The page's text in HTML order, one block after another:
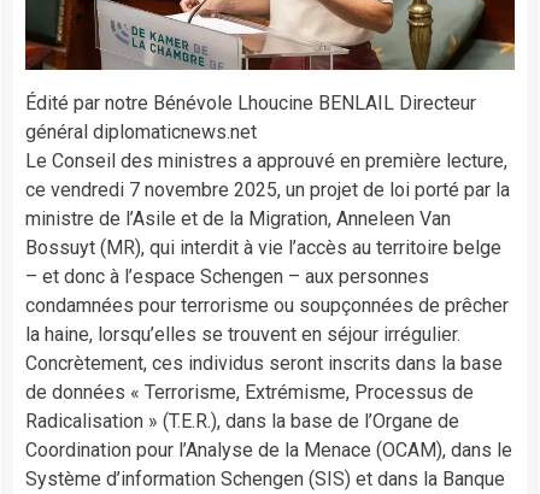
Édité par notre Bénévole Lhoucine BENLAIL Directeur
général diplomaticnews.net
Le Conseil des ministres a approuvé en première lecture,
ce vendredi 7 novembre 2025, un projet de loi porté par la
ministre de l’Asile et de la Migration, Anneleen Van
Bossuyt (MR), qui interdit à vie l’accès au territoire belge
– et donc à l’espace Schengen – aux personnes
condamnées pour terrorisme ou soupçonnées de prêcher
la haine, lorsqu’elles se trouvent en séjour irrégulier.
Concrètement, ces individus seront inscrits dans la base
de données « Terrorisme, Extrémisme, Processus de
Radicalisation » (T.E.R.), dans la base de l’Organe de
Coordination pour l’Analyse de la Menace (OCAM), dans le
Système d’information Schengen (SIS) et dans la Banque